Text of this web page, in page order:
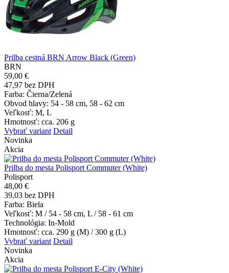
Prilba cestná BRN Arrow Black (Green)
BRN
59,00 €
47,97 bez DPH
Farba: Čierna/Zelená
Obvod hlavy: 54 - 58 cm, 58 - 62 cm
Veľkosť: M, L
Hmotnosť: cca. 206 g
Vybrať variant Detail
Novinka
Akcia
Prilba do mesta Polisport Commuter (White)
Polisport
48,00 €
39,03 bez DPH
Farba: Biela
Veľkosť: M / 54 - 58 cm, L / 58 - 61 cm
Technológia: In-Mold
Hmotnosť: cca. 290 g (M) / 300 g (L)
Vybrať variant Detail
Novinka
Akcia